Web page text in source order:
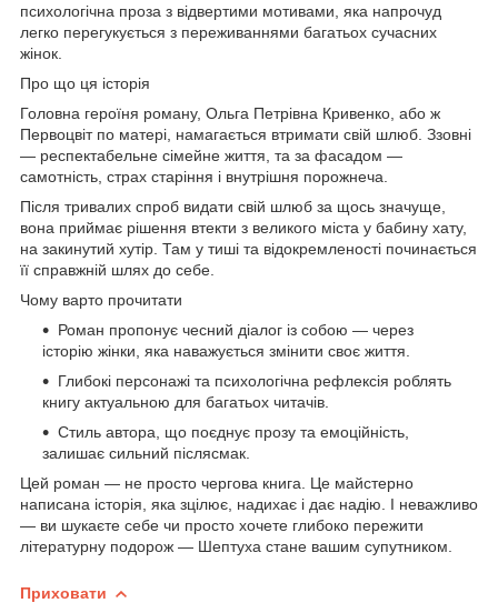
психологічна проза з відвертими мотивами, яка напрочуд
легко перегукується з переживаннями багатьох сучасних
жінок.
Про що ця історія
Головна героїня роману, Ольга Петрівна Кривенко, або ж
Первоцвіт по матері, намагається втримати свій шлюб. Ззовні
— респектабельне сімейне життя, та за фасадом —
самотність, страх старіння і внутрішня порожнеча.
Після тривалих спроб видати свій шлюб за щось значуще,
вона приймає рішення втекти з великого міста у бабину хату,
на закинутий хутір. Там у тиші та відокремленості починається
її справжній шлях до себе.
Чому варто прочитати
Роман пропонує чесний діалог із собою — через
історію жінки, яка наважується змінити своє життя.
Глибокі персонажі та психологічна рефлексія роблять
книгу актуальною для багатьох читачів.
Стиль автора, що поєднує прозу та емоційність,
залишає сильний післясмак.
Цей роман — не просто чергова книга. Це майстерно
написана історія, яка зцілює, надихає і дає надію. І неважливо
— ви шукаєте себе чи просто хочете глибоко пережити
літературну подорож — Шептуха стане вашим супутником.
Приховати